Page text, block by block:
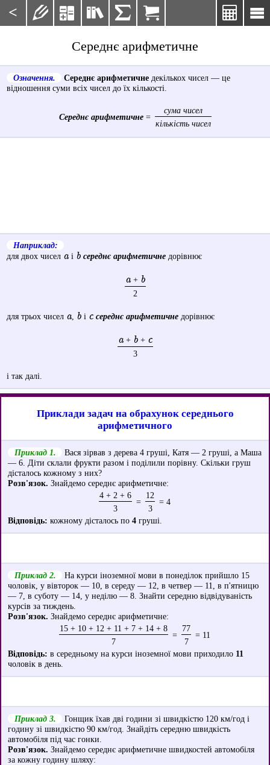
< 

    
Середнє арифметичне
Означення. Середнє арифметичне декількох чисел — це
відношення суми всіх чисел до їх кількості.
Середнє арифметичне =
сума чисел
кількість чисел
Наприклад:
для двох чисел aі b середнє арифметичнедорівнює
a+ b
2
для трьох чисел a, bі c середнє арифметичнедорівнює
a+ b+ c
3
і так далі.
Приклади задач на обрахунок середнього
арифметичного
Приклад 1.
Вася зірвав з дерева 4 груші, Катя — 2 груші, а Маша
— 6. Діти склали фрукти разом і поділили порівну. Скільки груш
дісталось кожному з них?
Розв'язок. Знайдемо середнє арифметичне:
4 + 2 + 6
=
12
= 4
3
3
Відповідь: кожному дісталось по 4груші.
Приклад 2.
На курси іноземної мови в понеділок прийшло 15
чоловік, у вівторок — 10, в середу — 12, в четвер — 11, в п'ятницю
— 7, в суботу — 14, у неділю — 8. Знайти середню відвідуваність
курсів за тиждень.
Розв'язок. Знайдемо середнє арифметичне:
15 + 10 + 12 + 11 + 7 + 14 + 8
=
77
= 11
7
7
Відповідь: в середньому на курси іноземної мови приходило 11
чоловік в день.
Приклад 3.
Гонщик їхав дві години зі швидкістю 120 км/год і
годину зі швидкістю 90 км/год. Знайдіть середню швидкість
автомобіля під час гонки.
Розв'язок. Знайдемо середнє арифметичне швидкостей автомобіля
за кожну годину шляху: